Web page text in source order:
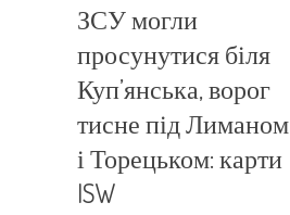
ЗСУ могли
просунутися біля
Куп’янська, ворог
тисне під Лиманом
і Торецьком: карти
ISW